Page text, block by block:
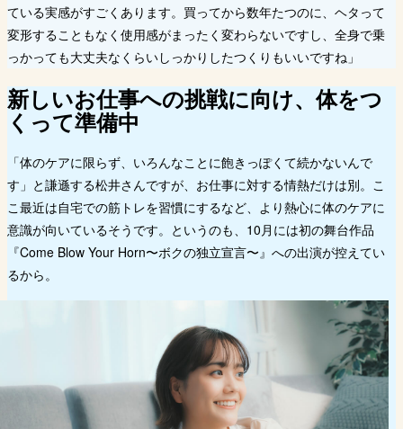
ている実感がすごくあります。買ってから数年たつのに、ヘタって
変形することもなく使用感がまったく変わらないですし、全身で乗
っかっても大丈夫なくらいしっかりしたつくりもいいですね」
新しいお仕事への挑戦に向け、体をつ
くって準備中
「体のケアに限らず、いろんなことに飽きっぽくて続かないんで
す」と謙遜する松井さんですが、お仕事に対する情熱だけは別。こ
こ最近は自宅での筋トレを習慣にするなど、より熱心に体のケアに
意識が向いているそうです。というのも、10月には初の舞台作品
『Come Blow Your Horn〜ボクの独立宣言〜』への出演が控えてい
るから。